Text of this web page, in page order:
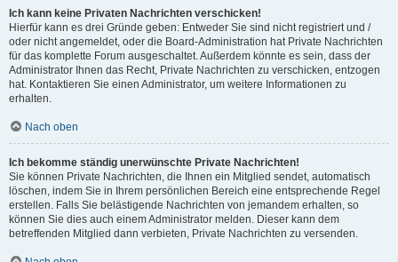
Ich kann keine Privaten Nachrichten verschicken!
Hierfür kann es drei Gründe geben: Entweder Sie sind nicht registriert und /
oder nicht angemeldet, oder die Board-Administration hat Private Nachrichten
für das komplette Forum ausgeschaltet. Außerdem könnte es sein, dass der
Administrator Ihnen das Recht, Private Nachrichten zu verschicken, entzogen
hat. Kontaktieren Sie einen Administrator, um weitere Informationen zu
erhalten.
Nach oben
Ich bekomme ständig unerwünschte Private Nachrichten!
Sie können Private Nachrichten, die Ihnen ein Mitglied sendet, automatisch
löschen, indem Sie in Ihrem persönlichen Bereich eine entsprechende Regel
erstellen. Falls Sie belästigende Nachrichten von jemandem erhalten, so
können Sie dies auch einem Administrator melden. Dieser kann dem
betreffenden Mitglied dann verbieten, Private Nachrichten zu versenden.